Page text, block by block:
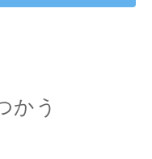
かう